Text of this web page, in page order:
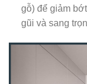
gỗ) để giảm
gũi và sang